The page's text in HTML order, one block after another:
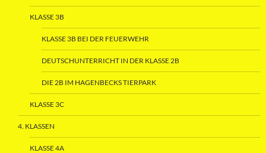
KLASSE 3B
KLASSE 3B BEI DER FEUERWEHR
DEUTSCHUNTERRICHT IN DER KLASSE 2B
DIE 2B IM HAGENBECKS TIERPARK
KLASSE 3C
4. KLASSEN
KLASSE 4A